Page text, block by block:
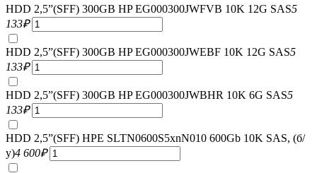
HDD 2,5”(SFF) 300GB HP EG000300JWFVB 10K 12G SAS5
133₽
HDD 2,5”(SFF) 300GB HP EG000300JWEBF 10K 12G SAS5
133₽
HDD 2,5”(SFF) 300GB HP EG000300JWBHR 10K 6G SAS5
133₽
HDD 2,5”(SFF) HPE SLTN0600S5xnN010 600Gb 10K SAS, (б/
у)4 600₽